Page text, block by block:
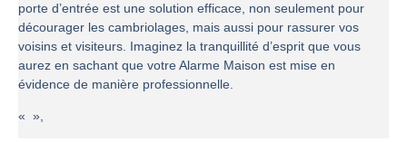
porte d’entrée est une solution efficace, non seulement pour
décourager les cambriolages, mais aussi pour rassurer vos
voisins et visiteurs. Imaginez la tranquillité d’esprit que vous
aurez en sachant que votre Alarme Maison est mise en
évidence de manière professionnelle.
« »,